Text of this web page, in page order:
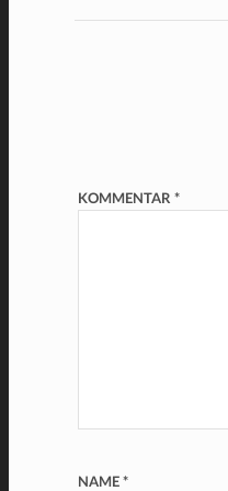
KOMMENTAR *
NAME*